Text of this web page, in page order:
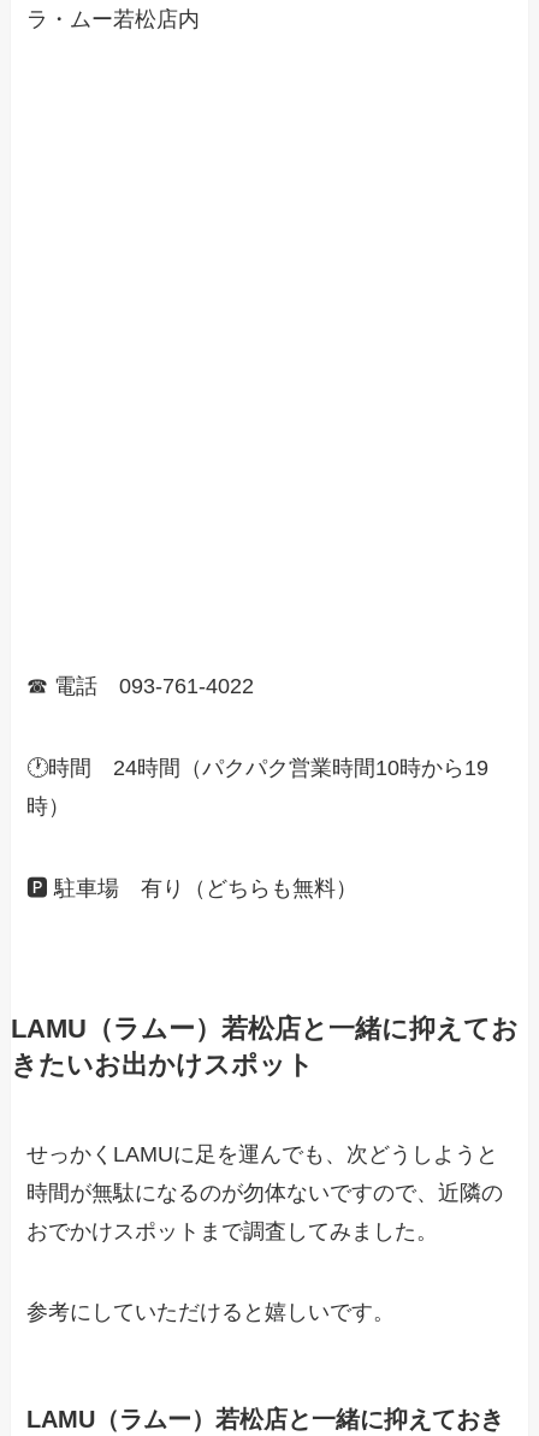
ラ・ムー若松店内
☎ 電話 093-761-4022
🕐時間 24時間（パクパク営業時間10時から19
時）
🅿 駐車場 有り（どちらも無料）
LAMU（ラムー）若松店と一緒に抑えてお
きたいお出かけスポット
せっかくLAMUに足を運んでも、次どうしようと
時間が無駄になるのが勿体ないですので、近隣の
おでかけスポットまで調査してみました。
参考にしていただけると嬉しいです。
LAMU（ラムー）若松店と一緒に抑えておき